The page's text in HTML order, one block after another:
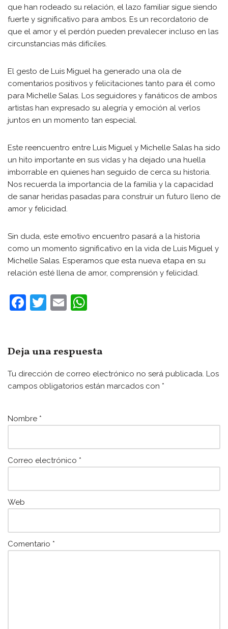
que han rodeado su relación, el lazo familiar sigue siendo
fuerte y significativo para ambos. Es un recordatorio de
que el amor y el perdón pueden prevalecer incluso en las
circunstancias más difíciles.
El gesto de Luis Miguel ha generado una ola de
comentarios positivos y felicitaciones tanto para él como
para Michelle Salas. Los seguidores y fanáticos de ambos
artistas han expresado su alegría y emoción al verlos
juntos en un momento tan especial.
Este reencuentro entre Luis Miguel y Michelle Salas ha sido
un hito importante en sus vidas y ha dejado una huella
imborrable en quienes han seguido de cerca su historia.
Nos recuerda la importancia de la familia y la capacidad
de sanar heridas pasadas para construir un futuro lleno de
amor y felicidad.
Sin duda, este emotivo encuentro pasará a la historia
como un momento significativo en la vida de Luis Miguel y
Michelle Salas. Esperamos que esta nueva etapa en su
relación esté llena de amor, comprensión y felicidad.
F
e
b
o
k
T
er
E
l
s
A
p
Deja una respuesta
Tu dirección de correo electrónico no será publicada. Los
campos obligatorios están marcados con *
Nombre *
Correo electrónico *
Web
Comentario *